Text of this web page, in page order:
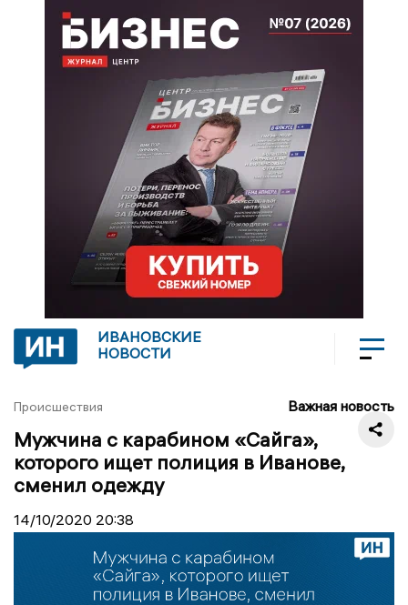
ИВАНОВСКИЕ
НОВОСТИ
Происшествия Важная новость
Мужчина с карабином «Сайга»,
которого ищет полиция в Иванове,
сменил одежду
14/10/2020 20:38